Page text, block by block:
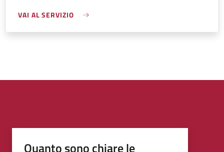
VAI AL SERVIZIO
Quanto sono chiare le